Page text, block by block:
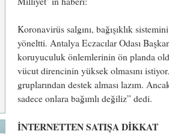
Koronavirüs salgını, bağışıklık
yöneltti. Antalya Eczacılar Odası
koruyuculuk önlemlerinin ön planda
vücut direncinin yüksek olmasını
gruplarından destek alması lazım.
sadece onlara bağımlı değiliz” dedi.
İNTERNETTEN SATIŞA DİKKAT